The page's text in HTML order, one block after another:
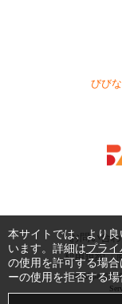
びび
お問い合
利用規約
Copyright ©
本サイトでは、より
います。詳細はプラ
の使用を許可する場
ーの使用を拒否する